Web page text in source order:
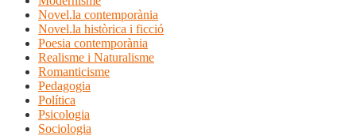
Novel.la contemporània
Novel.la històrica i ficció
Poesia contemporània
Realisme i Naturalisme
Romanticisme
Pedagogia
Política
Psicologia
Sociologia